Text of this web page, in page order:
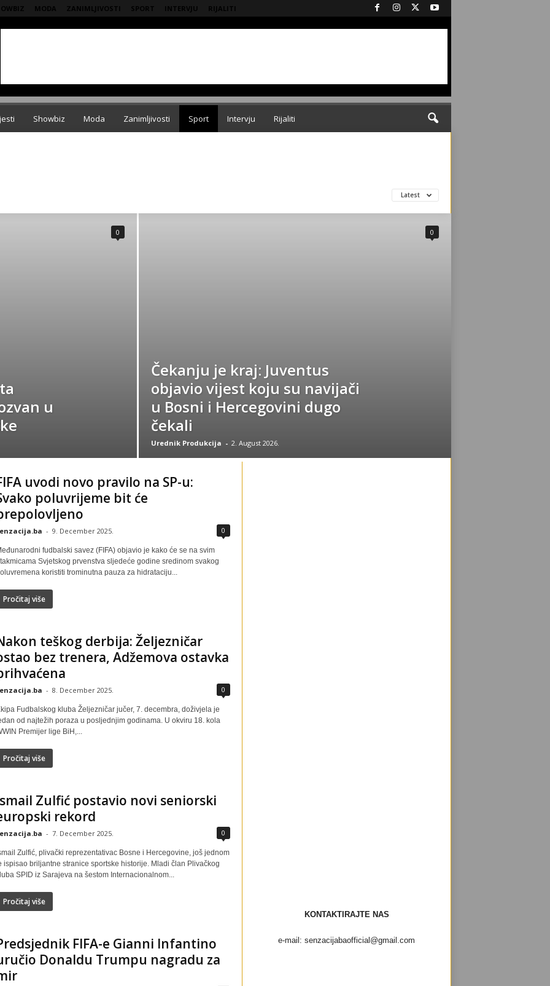
MODA ZANIMLJIVOSTI SPORT INTERVJU RIJALITI
Showbiz Moda Zanimljivosti Sport Intervju Rijaliti
Latest
u
0
Čekanju je kraj: Juventus
objavio vijest koju su navijači
u Bosni i Hercegovini dugo
čekali
Urednik Produkcija - 2. August 2026.
0
uvodi novo pravilo na SP-u:
poluvrijeme bit će
- 9. December 2025. 0
fudbalski savez (FIFA) objavio je kako će se na svim
Svjetskog prvenstva sljedeće godine sredinom svakog
koristiti trominutna pauza za hidrataciju...
Pročitaj više
teškog derbija: Željezničar
bez trenera, Adžemova ostavka
- 8. December 2025. 0
Fudbalskog kluba Željezničar jučer, 7. decembra, doživjela je
od najtežih poraza u posljednjim godinama. U okviru 18. kola
Premijer lige BiH,...
Pročitaj više
Zulfić postavio novi seniorski
rekord
- 7. December 2025. 0
Zulfić, plivački reprezentativac Bosne i Hercegovine, još jednom
ispisao briljantne stranice sportske historije. Mladi član Plivačkog
SPID iz Sarajeva na šestom Internacionalnom...
Pročitaj više
FIFA-e Gianni Infantino
Donaldu Trumpu nagradu za
KONTAKTIRAJTE NAS
e-mail: senzacijabaofficial@gmail.com